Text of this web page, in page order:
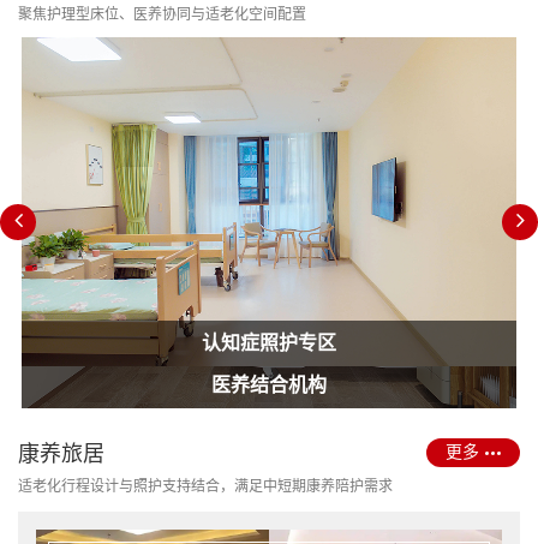
聚焦护理型床位、医养协同与适老化空间配置
消防改造合规
护理型养老院建设
医养结合机构
认知症照护专区
康养旅居
适老化行程设计与照护支持结合，满足中短期康养陪护需求
更多